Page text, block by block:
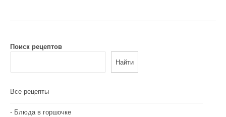
Поиск рецептов
Найти
Все рецепты
Блюда в горшочке